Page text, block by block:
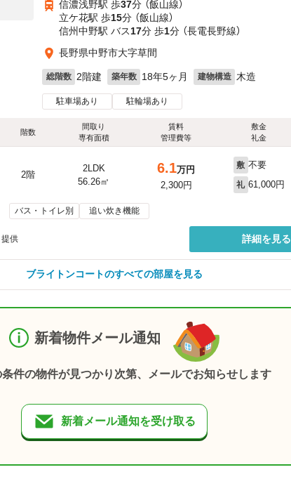
信濃浅野駅 歩37分 （飯山線）
立ケ花駅 歩15分 （飯山線）
信州中野駅 バス17分 歩1分 （長電長野線）
長野県中野市大字草間
総階数 2階建 築年数 18年5ヶ月 建物構造 木造
駐車場あり 駐輪場あり
階数
間取り
専有面積
賃料
管理費等
敷金
礼金
2階
2LDK
56.26㎡
6.1万円
2,300円
敷 不要
礼 61,000円
バス・トイレ別 追い炊き機能
提供 詳細を見る
ブライトンコートのすべての部屋を見る
新着物件メール通知
条件の物件が見つかり次第、メールでお知らせします
新着メール通知を受け取る